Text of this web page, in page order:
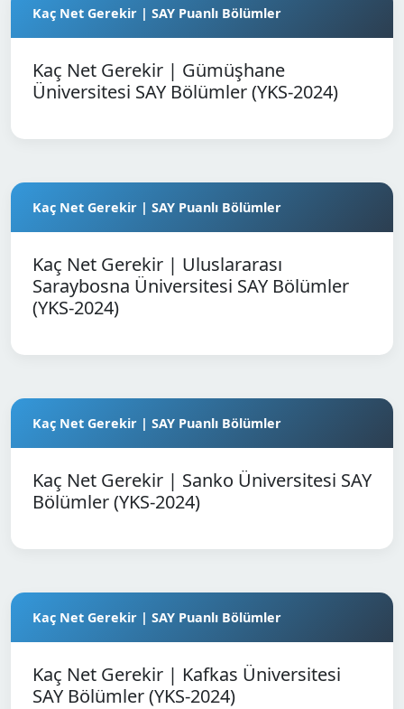
Kaç Net Gerekir | SAY Puanlı Bölümler
Kaç Net Gerekir | Gümüşhane
Üniversitesi SAY Bölümler (YKS-2024)
Kaç Net Gerekir | SAY Puanlı Bölümler
Kaç Net Gerekir | Uluslararası
Saraybosna Üniversitesi SAY Bölümler
(YKS-2024)
Kaç Net Gerekir | SAY Puanlı Bölümler
Kaç Net Gerekir | Sanko Üniversitesi SAY
Bölümler (YKS-2024)
Kaç Net Gerekir | SAY Puanlı Bölümler
Kaç Net Gerekir | Kafkas Üniversitesi
SAY Bölümler (YKS-2024)